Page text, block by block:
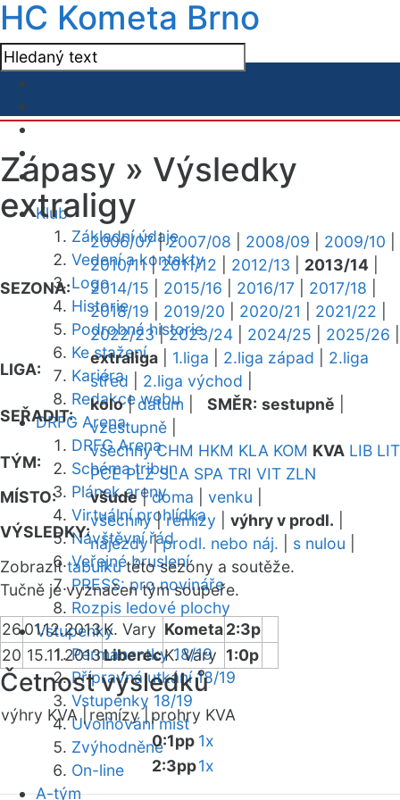
HC Kometa Brno
Klub
Základní údaje
Vedení a kontakty
Logo
Historie
Podrobná historie
Ke stažení
Kariéra
Redakce webu
DRFG Arena
DRFG Arena
Schéma tribun
Plánek areny
Virtuální prohlídka
Návštěvní řád
Veřejné bruslení
PRESS: pro novináře
Rozpis ledové plochy
Vstupenky
Permanentky 18/19
Přípravná utkání 18/19
Vstupenky 18/19
Uvolňování míst
Zvýhodněné
On-line
A-tým
Zápasy » Výsledky
extraligy
SEZONA:
2006/07|2007/08 2008/09 2009/10
2010/11|2011/12 2012/13 2013/14
2014/15
2015/16 2016/17 2017/18
2018/19
2019/20 2020/21 2021/22
2022/23|2023/24 2024/25 2025/26
LIGA:
extraliga 1.liga 2.liga západ
2.liga
střed
2.liga východ
SEŘADIT:
kolo|datum SMĚR: sestupně
vzestupně
TÝM:
všechny CHM HKM KLA KOM KVA LIB LIT
PCE PLZ SLA SPA TRI VIT ZLN
MÍSTO:
všude|doma venku
VÝSLEDKY:
všechny|remízy výhry v prodl.
nájezdy|prodl. nebo náj. s nulou
Zobrazittabulkutéto sezóny a soutěže.
Tučně je vyznačen tým soupeře.
2601.12.2013K. Vary Kometa2:3p
20 15.11.2013LiberecK. Vary 1:0p
Četnost výsledků
výhry KVA | remízy | prohry KVA
0:1pp 1x
2:3pp1x